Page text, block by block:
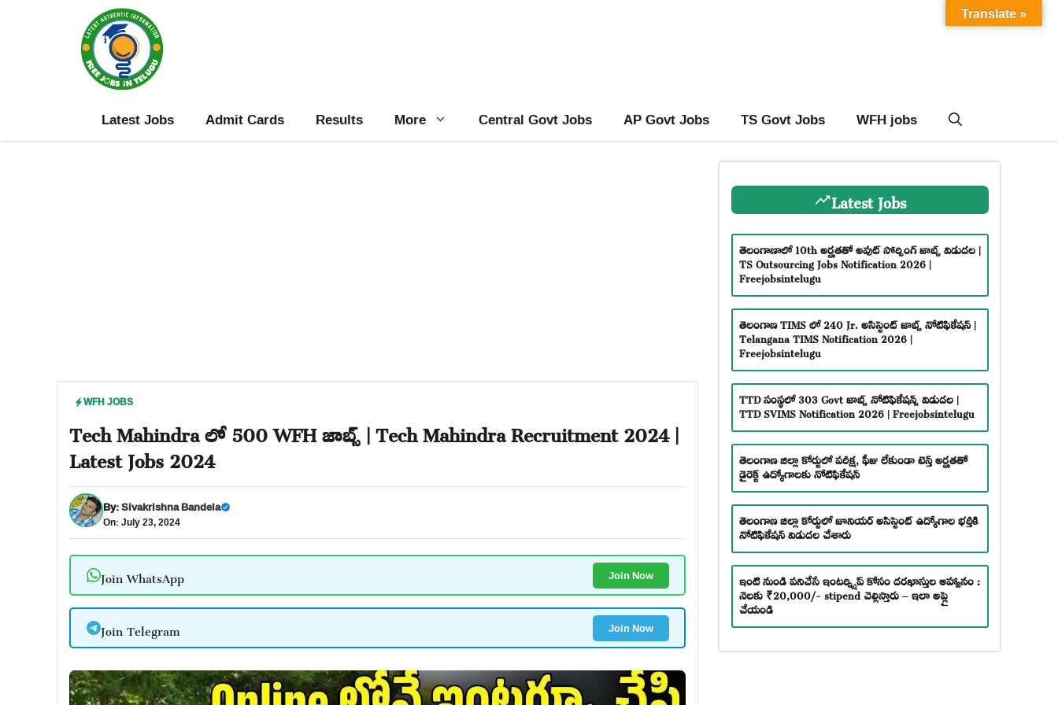
Latest Jobs Admit Cards Results More Central Govt Jobs AP Govt Jobs TS Govt Jobs WFH jobs
WFH JOBS
Tech Mahindra లో 500 WFH జాబ్స్ | Tech Mahindra Recruitment 2024 |
Latest Jobs 2024
By:Sivakrishna Bandela
On: July 23, 2024
Join WhatsApp Join Now
Join Telegram Join Now
Latest Jobs
తెలంగాణాలో 10th అర్హతతో అవుట్ సోర్సింగ్ జాబ్స్ విడుదల |
TS Outsourcing Jobs Notification 2026 |
Freejobsintelugu
తెలంగాణ TIMS లో 240 Jr. అసిస్టెంట్ జాబ్స్ నోటిఫికేషన్ |
Telangana TIMS Notification 2026 |
Freejobsintelugu
TTD సంస్థలో 303 Govt జాబ్స్ నోటిఫికేషన్స్ విడుదల |
TTD SVIMS Notification 2026 | Freejobsintelugu
తెలంగాణ జిల్లా కోర్టులో పరీక్ష, ఫీజు లేకుండా టెన్త్ అర్హతతో
డైరెక్ట్ ఉద్యోగాలకు నోటిఫికేషన్
తెలంగాణ జిల్లా కోర్టులో జూనియర్ అసిస్టెంట్ ఉద్యోగాల భర్తీకి
నోటిఫికేషన్ విడుదల చేశారు
ఇంటి నుండి పనిచేసే ఇంటర్న్షిప్ కోసం దరఖాస్తుల ఆహ్వానం :
నెలకు ₹20,000/- stipend చెల్లిస్తారు – ఇలా అప్లై
చేయండి
Translate »